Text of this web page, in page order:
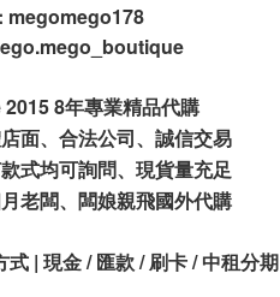
megomego178
8年專業精品代購
面、合法公司、誠信交易
式均可詢問、現貨量充足
老闆、闆娘親飛國外代購
式 | 現金 / 匯款 / 刷卡 / 中租分期